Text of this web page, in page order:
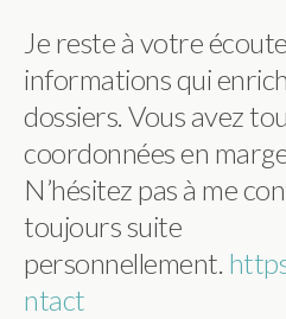
Je reste à votre
informations qui
dossiers. Vous avez
coordonnées en
N’hésitez pas à me
toujours suite
personnellement.
ntact